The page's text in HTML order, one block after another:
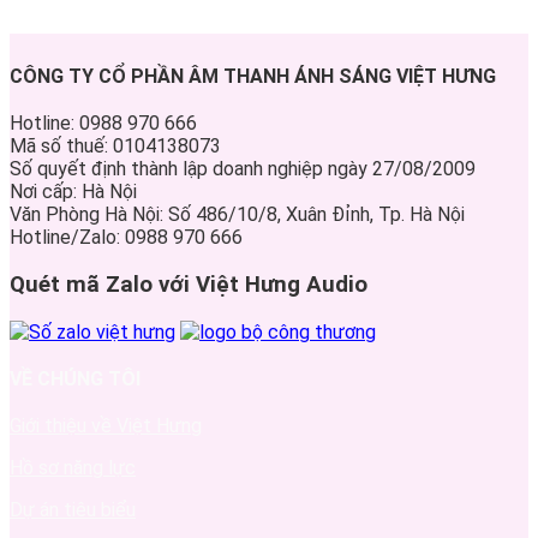
CÔNG TY CỔ PHẦN ÂM THANH ÁNH SÁNG VIỆT HƯNG
Hotline: 0988 970 666
Mã số thuế: 0104138073
Số quyết định thành lập doanh nghiệp ngày 27/08/2009
Nơi cấp: Hà Nội
Văn Phòng Hà Nội: Số 486/10/8, Xuân Đỉnh, Tp. Hà Nội
Hotline/Zalo: 0988 970 666
Quét mã Zalo với Việt Hưng Audio